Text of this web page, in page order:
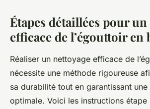
Étapes détaillées pour
efficace de l’égouttoir en
Réaliser un nettoyage efficace de
nécessite une méthode rigoureuse
sa durabilité tout en garantissant une
optimale. Voici les instructions